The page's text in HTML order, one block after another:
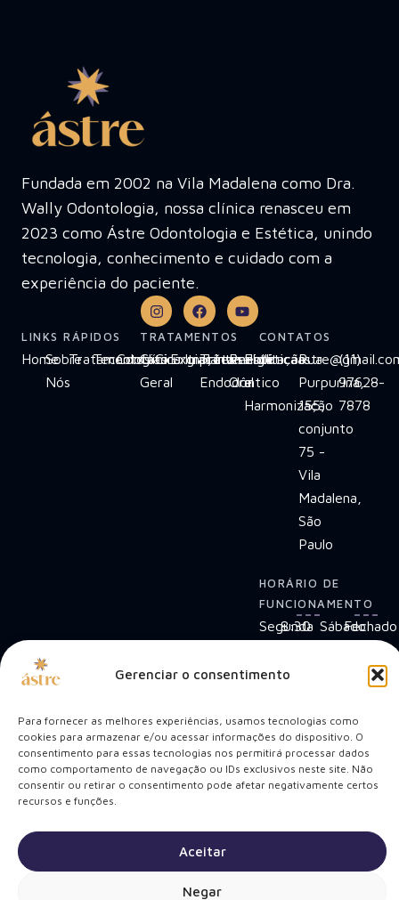
Gerenciar o consentimento
Para fornecer as melhores experiências, usamos tecnologias como
cookies para armazenar e/ou acessar informações do dispositivo. O
consentimento para essas tecnologias nos permitirá processar dados
como comportamento de navegação ou IDs exclusivos neste site. Não
consentir ou retirar o consentimento pode afetar negativamente certos
recursos e funções.
Aceitar
Negar
Fundada em 2002 na Vila Madalena como Dra.
Wally Odontologia, nossa clínica renasceu em
2023 como Ástre Odontologia e Estética, unindo
tecnologia, conhecimento e cuidado com a
experiência do paciente.
LINKS RÁPIDOS
HomeSobre
Nós
Tratamentos
Tecnologias
Contato
TRATAMENTOS
Clínica
Geral
Cirurgias
Extrações
Implante
Tratamento
Endodôntico
Invisalign
Reabilitação
Oral
Estética
e
Harmonização
CONTATOS
Rua
Purpurina,
155,
conjunto
75 -
Vila
Madalena,
São
Paulo
(11)
97628-
7878
HORÁRIO DE
FUNCIONAMENTO
Segunda
Sexta:
8:30
18:30
Sábado
Domingo:
Fechado
SorrisoeBem-Estar
Mapa do Site